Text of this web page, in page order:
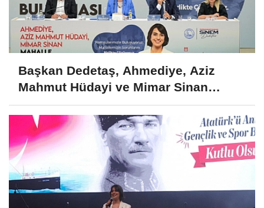
Başkan Dedetaş, Ahmediye, Aziz
Mahmut Hüdayi ve Mimar Sinan
Mahalle Sakinleriyle Buluştu